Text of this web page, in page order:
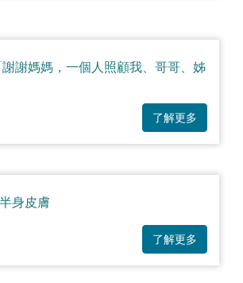
謝媽媽，一個人照顧我、哥哥、姊
了解更多
身皮膚
了解更多